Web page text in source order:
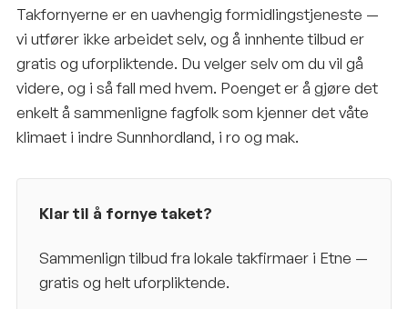
Takfornyerne er en uavhengig formidlingstjeneste —
vi utfører ikke arbeidet selv, og å innhente tilbud er
gratis og uforpliktende. Du velger selv om du vil gå
videre, og i så fall med hvem. Poenget er å gjøre det
enkelt å sammenligne fagfolk som kjenner det våte
klimaet i indre Sunnhordland, i ro og mak.
Klar til å fornye taket?
Sammenlign tilbud fra lokale takfirmaer i Etne —
gratis og helt uforpliktende.